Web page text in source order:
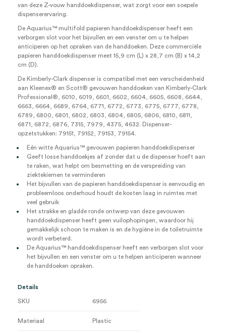
van deze Z-vouw handdoekdispenser, wat zorgt voor een soepele
dispenserervaring.
De Aquarius™ multifold papieren handdoekdispenser heeft een
verborgen slot voor het bijvullen en een venster om u te helpen
anticiperen op het opraken van de handdoeken. Deze commerciële
papieren handdoekdispenser meet 15,9 cm (L) x 28,7 cm (B) x 14,2
cm (D).
De Kimberly-Clark dispenser is compatibel met een verscheidenheid
aan Kleenex® en Scott® gevouwen handdoeken van Kimberly-Clark
Professional®, 6010, 6019, 6601, 6602, 6604, 6605, 6608, 6644,
6663, 6664, 6689, 6764, 6771, 6772, 6773, 6775, 6777, 6778,
6789, 6800, 6801, 6802, 6803, 6804, 6805, 6806, 6810, 6811,
6871, 6872, 6876, 7315, 7979, 4375, 4632. Dispenser-
opzetstukken: 79151, 79152, 79153, 79154.
Eén witte Aquarius™ gevouwen papieren handdoekdispenser
Geeft losse handdoekjes af zonder dat u de dispenser hoeft aan
te raken, wat helpt om besmetting en de verspreiding van
ziektekiemen te verminderen
Het bijvullen van de papieren handdoekdispenser is eenvoudig en
probleemloos onderhoud houdt de kosten laag in ruimtes met
veel gebruik
Het strakke en gladde ronde ontwerp van deze gevouwen
handdoekdispenser heeft geen vuilophopingen, waardoor hij
gemakkelijk schoon te maken is en de hygiëne in de toiletruimte
wordt verbeterd.
De Aquarius™ handdoekdispenser heeft een verborgen slot voor
het bijvullen en een venster om u te helpen anticiperen wanneer
de handdoeken opraken.
Details
SKU 6956
Materiaal Plastic